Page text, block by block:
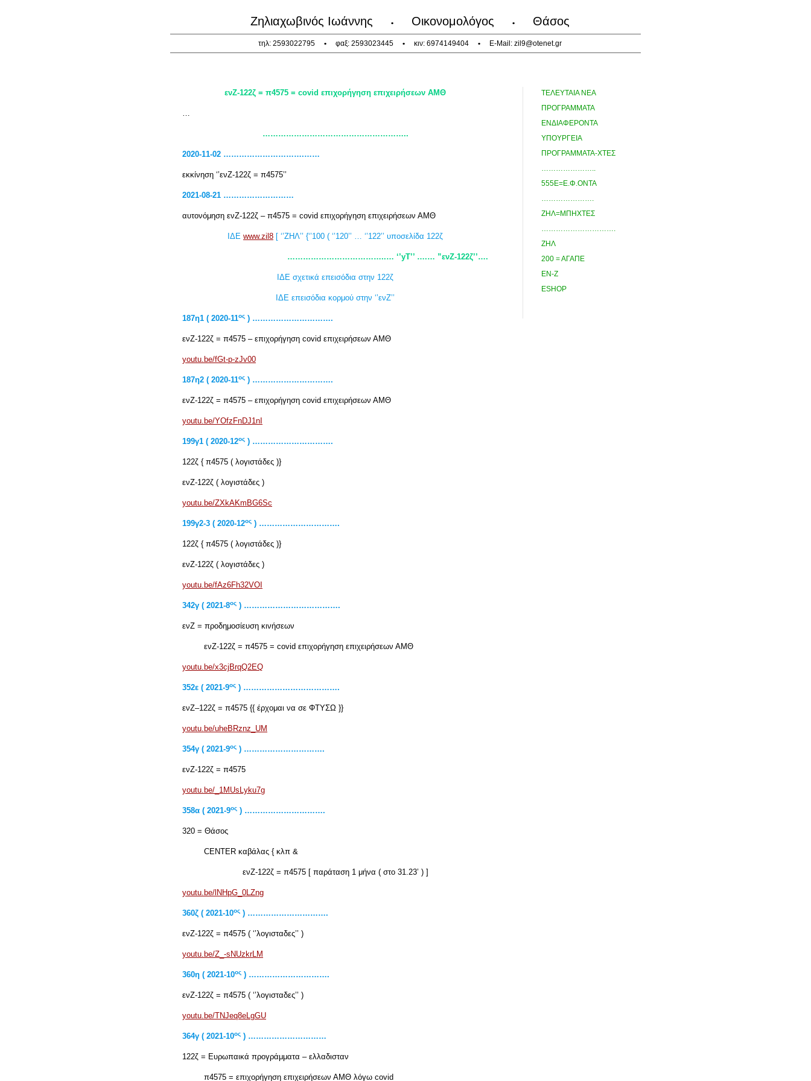
Ζηλιαχωβινός Ιωάννης • Οικονομολόγος • Θάσος
τηλ: 2593022795 • φαξ: 2593023445 • κιν: 6974149404 • E-Mail: zil9@otenet.gr
ενΖ-122ζ = π4575 = covid επιχορήγηση επιχειρήσεων ΑΜΘ
…
………………………………………………..
2020-11-02 ………………………….……
εκκίνηση ‘’ενΖ-122ζ = π4575’’
2021-08-21 ………………………
αυτονόμηση ενΖ-122ζ – π4575 = covid επιχορήγηση επιχειρήσεων ΑΜΘ
ΙΔΕ www.zil8 [ ‘’ΖΗΛ’’ {‘’100 ( ‘’120’’ … ‘’122’’ υποσελίδα 122ζ
………………………………..… ‘’yT’’ ….… ”ενΖ-122ζ’’….
ΙΔΕ σχετικά επεισόδια στην 122ζ
ΙΔΕ επεισόδια κορμού στην ‘’ενΖ’’
187η1 ( 2020-11ος ) ………………………….
ενΖ-122ζ = π4575 – επιχορήγηση covid επιχειρήσεων ΑΜΘ
youtu.be/fGt-p-zJv00
187η2 ( 2020-11ος ) ………………………….
ενΖ-122ζ = π4575 – επιχορήγηση covid επιχειρήσεων ΑΜΘ
youtu.be/YOfzFnDJ1nI
199γ1 ( 2020-12ος ) ………………………….
122ζ { π4575 ( λογιστάδες )}
ενΖ-122ζ ( λογιστάδες )
youtu.be/ZXkAKmBG6Sc
199γ2-3 ( 2020-12ος ) ………………………….
122ζ { π4575 ( λογιστάδες )}
ενΖ-122ζ ( λογιστάδες )
youtu.be/fAz6Fh32VOI
342γ ( 2021-8ος ) ……………………………….
ενΖ = προδημοσίευση κινήσεων
ενΖ-122ζ = π4575 = covid επιχορήγηση επιχειρήσεων ΑΜΘ
youtu.be/x3cjBrqQ2EQ
352ε ( 2021-9ος ) ……………………………….
ενΖ–122ζ = π4575 {{ έρχομαι να σε ΦΤΥΣΩ }}
youtu.be/uheBRznz_UM
354γ ( 2021-9ος ) ………………………….
ενΖ-122ζ = π4575
youtu.be/_1MUsLyku7g
358α ( 2021-9ος ) ………………………….
320 = Θάσος
CENTER καβάλας { κλπ &
ενΖ-122ζ = π4575 [ παράταση 1 μήνα ( στο 31.23’ ) ]
youtu.be/lNHpG_0LZng
360ζ ( 2021-10ος ) ………………………….
ενΖ-122ζ = π4575 ( ‘’λογισταδες’’ )
youtu.be/Z_-sNUzkrLM
360η ( 2021-10ος ) ………………………….
ενΖ-122ζ = π4575 ( ‘’λογισταδες’’ )
youtu.be/TNJeq8eLgGU
364γ ( 2021-10ος ) …………………………
122ζ = Ευρωπαικά προγράμματα – ελλαδισταν
π4575 = επιχορήγηση επιχειρήσεων ΑΜΘ λόγω covid
ΤΕΛΕΥΤΑΙΑ ΝΕΑ
ΠΡΟΓΡΑΜΜΑΤΑ
ΕΝΔΙΑΦΕΡΟΝΤΑ
ΥΠΟΥΡΓΕΙΑ
ΠΡΟΓΡΑΜΜΑΤΑ-ΧΤΕΣ
…………………..
555Ε=Ε.Φ.ΟΝΤΑ
………………….
ΖΗΛ=ΜΠΗΧΤΕΣ
………………………….
ΖΗΛ
200 = ΑΓΑΠΕ
ΕΝ-Ζ
ESHOP